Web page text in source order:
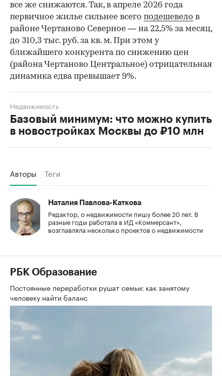
все же снижаются. Так, в апреле 2026 года
первичное жилье сильнее всего подешевело в
районе Чертаново Северное — на 22,5% за месяц,
до 310,3 тыс. руб. за кв. м. При этом у
ближайшего конкурента по снижению цен
(района Чертаново Центральное) отрицательная
динамика едва превышает 9%.
Базовый минимум: что можно купить
в новостройках Москвы до ₽10 млн
Недвижимость
Авторы Теги
Наталия Павлова-Каткова
Редактор, о недвижимости пишу более 20 лет. В
разные годы работала в ИД «Коммерсант»,
возглавляла несколько проектов о недвижимости
РБК Образование
Постоянные переработки рушат семьи: как занятому
человеку найти баланс